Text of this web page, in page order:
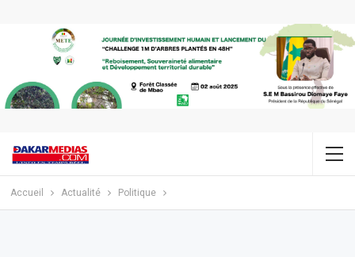
Accueil Actualité Politique